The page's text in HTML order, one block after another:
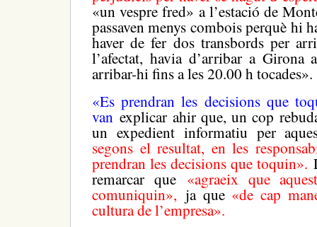
«un vespre fred» a l’estació de
passaven menys combois perquè hi
haver de fer dos transbords per
l’afectat, havia d’arribar a
arribar-hi fins a les 20.00 h tocades».
«Es prendran les decisions que
vanexplicar ahir que, un cop
un expedient informatiu per
segons el resultat, en les
prendran les decisions que toquin».
remarcar que «agraeix que
comuniquin», ja que «de cap
cultura de l’empresa».